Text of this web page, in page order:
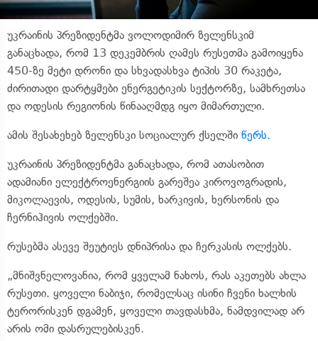
უკრაინის პრეზიდენტმა ვოლოდიმირ ზელენსკიმ
განაცხადა, რომ 13 დეკემბრის ღამეს რუსეთმა გამოიყენა
450-ზე მეტი დრონი და სხვადასხვა ტიპის 30 რაკეტა,
ძირითადი დარტყმები ენერგეტიკის სექტორზე, სამხრეთსა
და ოდესის რეგიონის წინააღმდგ იყო მიმართული.
ამის შესახეხებ ზელენსკი სოციალურ ქსელში წერს.
უკრაინის პრეზიდენტმა განაცხადა, რომ ათასობით
ადამიანი ელექტროენერგიის გარეშეა კიროვოგრადის,
მიკოლაევის, ოდესის, სუმის, ხარკივის, ხერსონის და
ჩერნიჰივის ოლქებში.
რუსებმა ასევე შეუტიეს დნიპრისა და ჩერკასის ოლქებს.
„მნიშვნელოვანია, რომ ყველამ ნახოს, რას აკეთებს ახლა
რუსეთი. ყოველი ნაბიჯი, რომელსაც ისინი ჩვენი ხალხის
ტერორისკენ დგამენ, ყოველი თავდასხმა, ნამდვილად არ
არის ომი დასრულებისკენ.